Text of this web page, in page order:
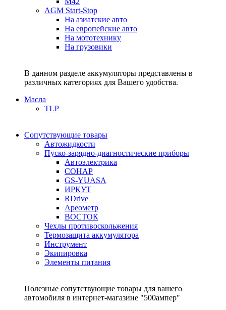
AGM Start-Stop
На азиатские авто
На европейские авто
На мототехнику
На грузовики
В данном разделе аккумуляторы представлены в
различных категориях для Вашего удобства.
Масла
TLP
Сопутствующие товары
Автожидкости
Пуско-зарядно-диагностические приборы
Автоэлектрика
СОНАР
GS-YUASA
ИРКУТ
RDrive
Ареометр
ВОСТОК
Чехлы противоскольжения
Термозащита аккумулятора
Инструмент
Экипировка
Элементы питания
Полезные сопутствующие товары для вашего
автомобиля в интернет-магазине "500ампер"